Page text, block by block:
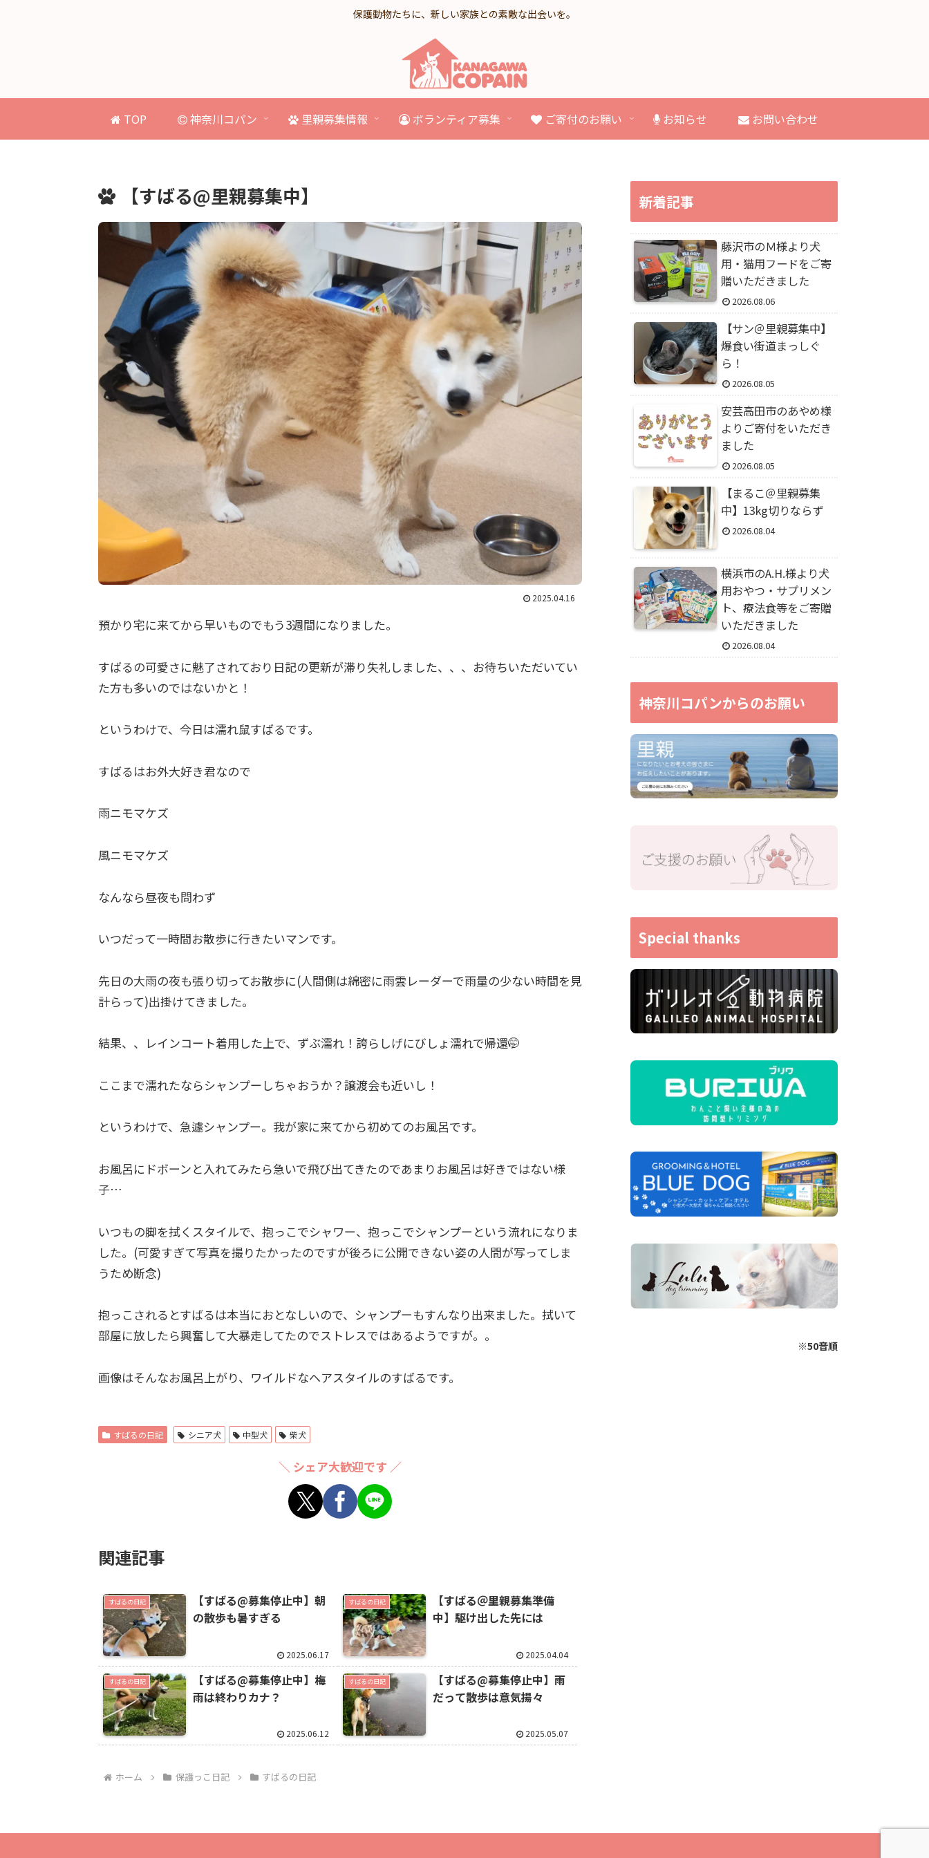
保護動物たちに、新しい家族との素敵な出会いを。
TOP 神奈川コパン 里親募集情報 ボランティア募集 ご寄付のお願い お知らせ お問い合わせ
【すばる@里親募集中】
2025.04.16
預かり宅に来てから早いものでもう3週間になりました。
すばるの可愛さに魅了されており日記の更新が滞り失礼しました、、、お待ちいただいてい
た方も多いのではないかと！
というわけで、今日は濡れ鼠すばるです。
すばるはお外大好き君なので
雨ニモマケズ
風ニモマケズ
なんなら昼夜も問わず
いつだって一時間お散歩に行きたいマンです。
先日の大雨の夜も張り切ってお散歩に(人間側は綿密に雨雲レーダーで雨量の少ない時間を見
計らって)出掛けてきました。
結果、、レインコート着用した上で、ずぶ濡れ！誇らしげにびしょ濡れで帰還🤭
ここまで濡れたならシャンプーしちゃおうか？譲渡会も近いし！
というわけで、急遽シャンプー。我が家に来てから初めてのお風呂です。
お風呂にドボーンと入れてみたら急いで飛び出てきたのであまりお風呂は好きではない様
子…
いつもの脚を拭くスタイルで、抱っこでシャワー、抱っこでシャンプーという流れになりま
した。(可愛すぎて写真を撮りたかったのですが後ろに公開できない姿の人間が写ってしま
うため断念)
抱っこされるとすばるは本当におとなしいので、シャンプーもすんなり出来ました。拭いて
部屋に放したら興奮して大暴走してたのでストレスではあるようですが。。
画像はそんなお風呂上がり、ワイルドなヘアスタイルのすばるです。
すばるの日記 シニア犬 中型犬 柴犬
＼ シェア大歓迎です ／
関連記事
すばるの日記
【すばる@募集停止中】朝
の散歩も暑すぎる
2025.06.17
すばるの日記
【すばる＠里親募集準備
中】駆け出した先には
2025.04.04
すばるの日記
【すばる@募集停止中】梅
雨は終わりカナ？
2025.06.12
すばるの日記
【すばる@募集停止中】雨
だって散歩は意気揚々
2025.05.07
ホーム 保護っこ日記 すばるの日記
新着記事
藤沢市のＭ様より犬
用・猫用フードをご寄
贈いただきました
2026.08.06
【サン＠里親募集中】
爆食い街道まっしぐ
ら！
2026.08.05
安芸高田市のあやめ様
よりご寄付をいただき
ました
2026.08.05
【まるこ＠里親募集
中】13kg切りならず
2026.08.04
横浜市のA.H.様より犬
用おやつ・サプリメン
ト、療法食等をご寄贈
いただきました
2026.08.04
神奈川コパンからのお願い
Special thanks
※50音順